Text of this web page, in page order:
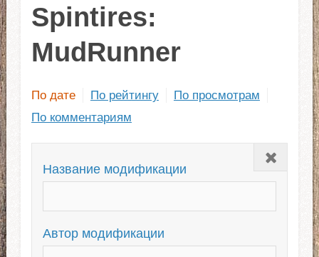
Spintires:
MudRunner
По дате По рейтингу
По просмотрам
По комментариям
Закрыть
Название модификации
Автор модификации